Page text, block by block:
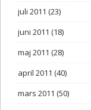
juli 2011 (23)
juni 2011 (18)
maj 2011 (28)
april 2011 (40)
mars 2011 (50)